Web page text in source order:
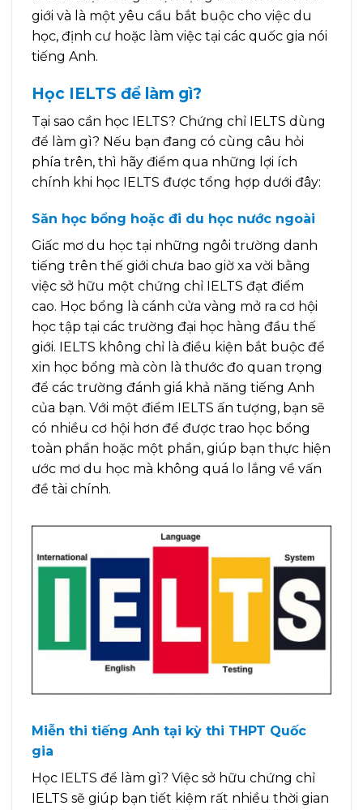
giới và là một yêu cầu bắt buộc cho việc du
học, định cư hoặc làm việc tại các quốc gia nói
tiếng Anh.
Học IELTS để làm gì?
Tại sao cần học IELTS? Chứng chỉ IELTS dùng
để làm gì? Nếu bạn đang có cùng câu hỏi
phía trên, thì hãy điểm qua những lợi ích
chính khi học IELTS được tổng hợp dưới đây:
Săn học bổng hoặc đi du học nước ngoài
Giấc mơ du học tại những ngôi trường danh
tiếng trên thế giới chưa bao giờ xa vời bằng
việc sở hữu một chứng chỉ IELTS đạt điểm
cao. Học bổng là cánh cửa vàng mở ra cơ hội
học tập tại các trường đại học hàng đầu thế
giới. IELTS không chỉ là điều kiện bắt buộc để
xin học bổng mà còn là thước đo quan trọng
để các trường đánh giá khả năng tiếng Anh
của bạn. Với một điểm IELTS ấn tượng, bạn sẽ
có nhiều cơ hội hơn để được trao học bổng
toàn phần hoặc một phần, giúp bạn thực hiện
ước mơ du học mà không quá lo lắng về vấn
đề tài chính.
Miễn thi tiếng Anh tại kỳ thi THPT Quốc
gia
Học IELTS để làm gì? Việc sở hữu chứng chỉ
IELTS sẽ giúp bạn tiết kiệm rất nhiều thời gian